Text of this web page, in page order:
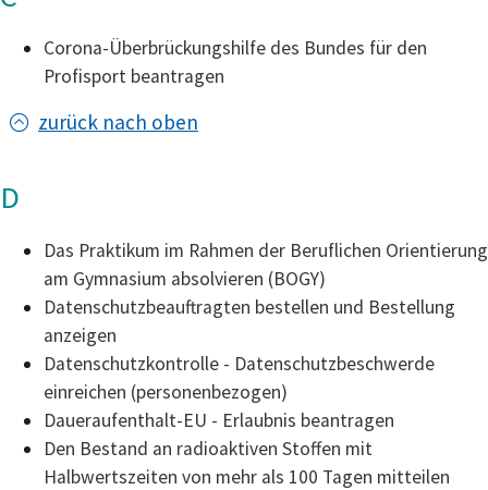
Corona-Überbrückungshilfe des Bundes für den
Profisport beantragen
zurück nach oben
D
Das Praktikum im Rahmen der Beruflichen Orientierung
am Gymnasium absolvieren (BOGY)
Datenschutzbeauftragten bestellen und Bestellung
anzeigen
Datenschutzkontrolle - Datenschutzbeschwerde
einreichen (personenbezogen)
Daueraufenthalt-EU - Erlaubnis beantragen
Den Bestand an radioaktiven Stoffen mit
Halbwertszeiten von mehr als 100 Tagen mitteilen